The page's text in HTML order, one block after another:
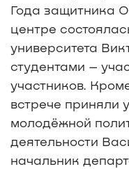
Года защитника
центре
университета
студентами –
участников.
встрече приняли
молодёжной
деятельности
начальник